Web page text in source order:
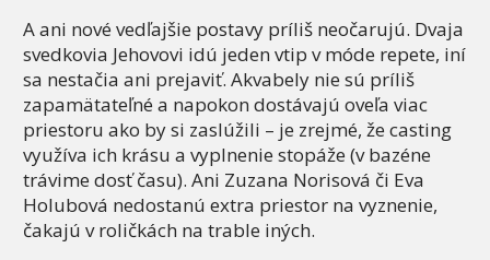
A ani nové vedľajšie postavy príliš neočarujú. Dvaja
svedkovia Jehovovi idú jeden vtip v móde repete, iní
sa nestačia ani prejaviť. Akvabely nie sú príliš
zapamätateľné a napokon dostávajú oveľa viac
priestoru ako by si zaslúžili – je zrejmé, že casting
využíva ich krásu a vyplnenie stopáže (v bazéne
trávime dosť času). Ani Zuzana Norisová či Eva
Holubová nedostanú extra priestor na vyznenie,
čakajú v roličkách na trable iných.